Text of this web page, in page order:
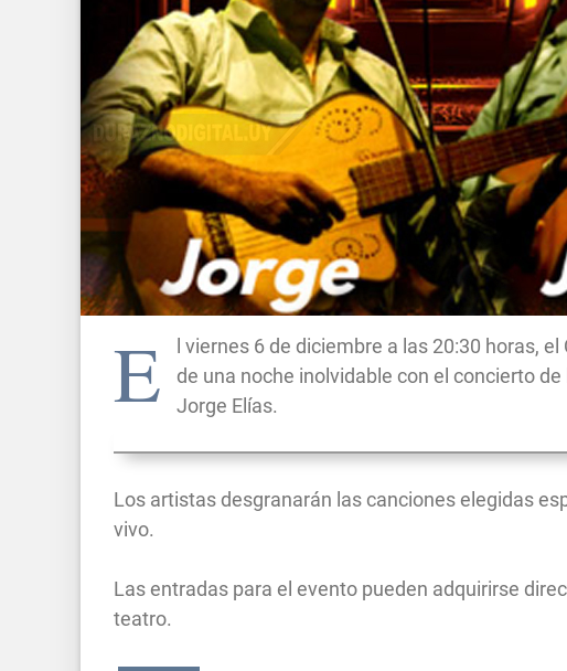
E
l viernes 6 de diciembre a las 20:30 horas,
de una noche inolvidable con el concierto
Jorge Elías.
Los artistas desgranarán las canciones elegidas
vivo.
Las entradas para el evento pueden adquirirse
teatro.